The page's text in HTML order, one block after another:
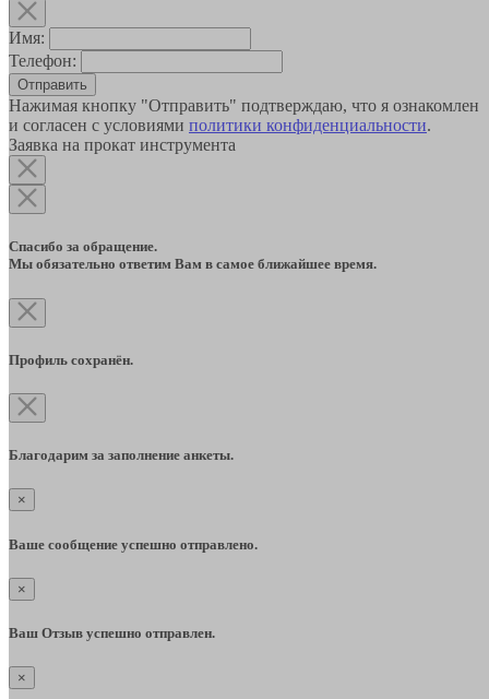
Имя:
Телефон:
Отправить
Нажимая кнопку "Отправить" подтверждаю, что я ознакомлен
и согласен с условиями политики конфиденциальности.
Заявка на прокат инструмента
Спасибо за обращение.
Мы обязательно ответим Вам в самое ближайшее время.
Профиль сохранён.
Благодарим за заполнение анкеты.
×
Ваше сообщение успешно отправлено.
×
Ваш Отзыв успешно отправлен.
×